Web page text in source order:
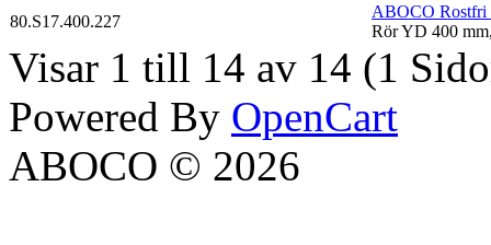
80.S17.400.227
ABOCO Rostfri
Rör YD 400
Visar 1 till 14 av 14 (1
Powered By OpenCart
ABOCO © 2026